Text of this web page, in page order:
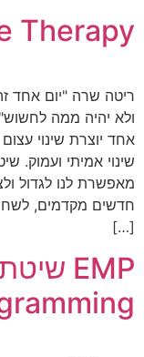
Therapy
ריטה שרה "יום אחד
ולא יהיה ממה
אחד יוצרת שינוי
שינוי אמיתי ועמוק.
מאפשרת לנו לגדול
חדשים מקדמים,
[…]